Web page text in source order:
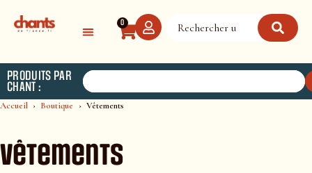
0
PRODUITS PAR
CHANT :
Accueil Boutique Vêtements
Vêtements